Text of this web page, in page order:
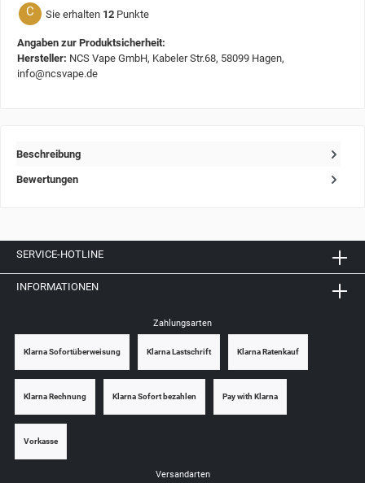
C Sie erhalten 12 Punkte
Angaben zur Produktsicherheit:
Hersteller: NCS Vape GmbH, Kabeler Str.68, 58099 Hagen,
info@ncsvape.de
Beschreibung
Bewertungen
SERVICE-HOTLINE
INFORMATIONEN
Zahlungsarten
Klarna Sofortüberweisung Klarna Lastschrift Klarna Ratenkauf
Klarna Rechnung Klarna Sofort bezahlen Pay with Klarna
Vorkasse
Versandarten